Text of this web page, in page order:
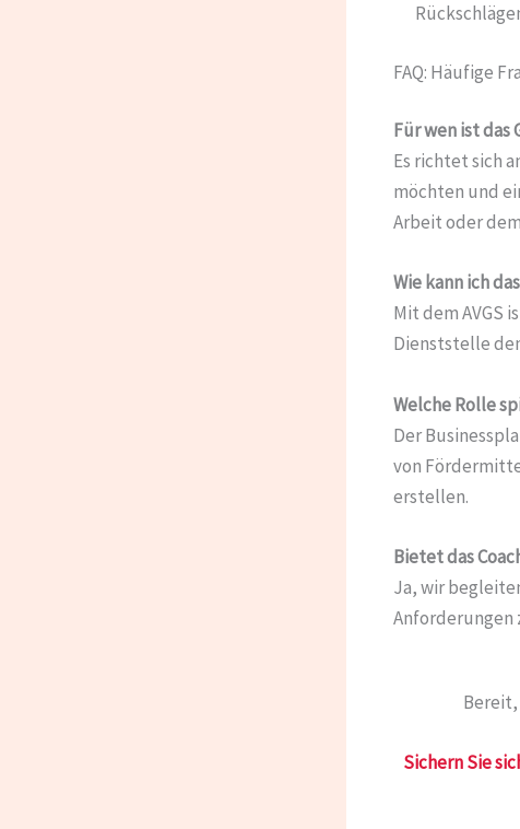
FAQ: Häufige
Für wen ist das
Es richtet sich
möchten und
Arbeit oder
Wie kann ich
Mit dem AVGS
Dienststelle
Welche Rolle
Der
von
erstellen.
Bietet das
Ja, wir
Anforderungen
Sichern Sie